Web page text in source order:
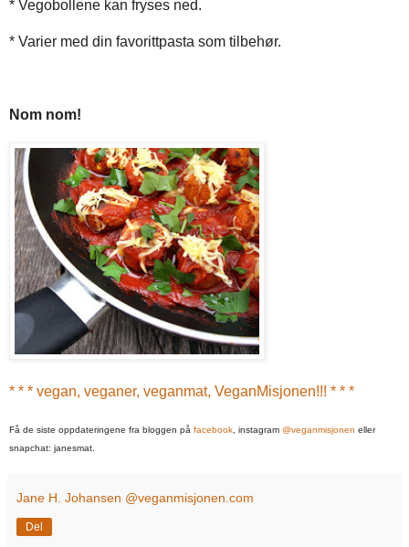
* Vegobollene kan fryses ned.
* Varier med din favorittpasta som tilbehør.
Nom nom!
* * * vegan, veganer, veganmat, VeganMisjonen!!! * * *
Få de siste oppdateringene fra bloggen på facebook instagram @veganmisjonen eller
snapchat: janesmat.
Jane H. Johansen @veganmisjonen.com
Del